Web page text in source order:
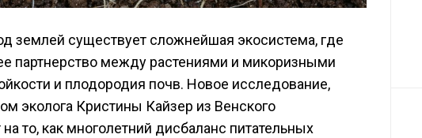
землей существует сложнейшая экосистема, где
партнерство между растениями и микоризными
и плодородия почв. Новое исследование,
эколога Кристины Кайзер из Венского
то, как многолетний дисбаланс питательных